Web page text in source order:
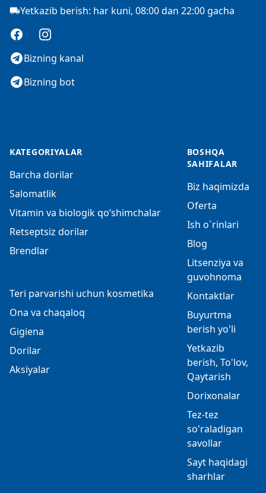
Yetkazib berish: har kuni, 08:00 dan 22:00 gacha
FacebookInstagram
Bizning kanal
Bizning bot
KATEGORIYALAR
Barcha dorilar
Salomatlik
Vitamin va biologik qo‘shimchalar
Retseptsiz dorilar
Brendlar
Teri parvarishi uchun kosmetika
Ona va chaqaloq
Gigiena
Dorilar
Aksiyalar
BOSHQA
SAHIFALAR
Biz haqimizda
Oferta
Ish o`rinlari
Blog
Litsenziya va
guvohnoma
Kontaktlar
Buyurtma
berish yo'li
Yetkazib
berish, To'lov,
Qaytarish
Dorixonalar
Tez-tez
so'raladigan
savollar
Sayt haqidagi
sharhlar